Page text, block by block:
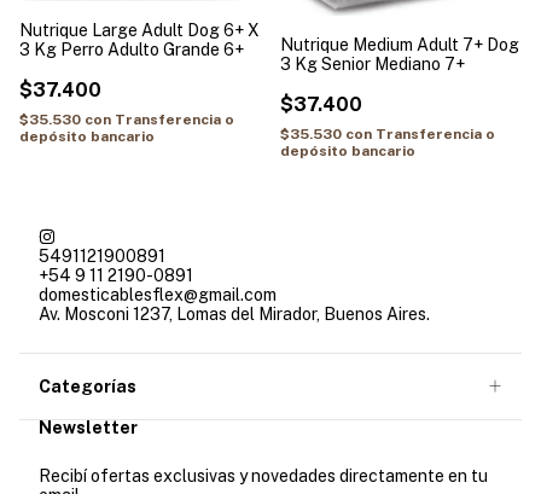
Nutrique Large Adult Dog 6+ X
3 Kg Perro Adulto Grande 6+
$37.400
$35.530 con Transferencia o
depósito bancario
Nutrique Medium Adult 7+ Dog
3 Kg Senior Mediano 7+
$37.400
$35.530 con Transferencia o
depósito bancario
5491121900891
+54 9 11 2190-0891
domesticablesflex@gmail.com
Av. Mosconi 1237, Lomas del Mirador, Buenos Aires.
Categorías
Newsletter
Recibí ofertas exclusivas y novedades directamente en tu